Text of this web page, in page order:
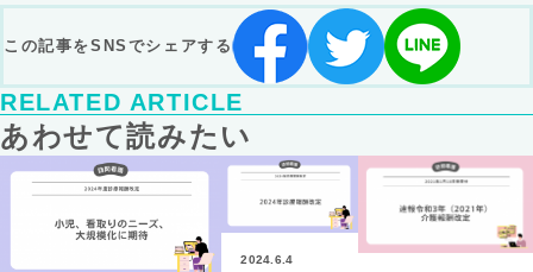
この記事をSNSでシェアする
RELATED ARTICLE
あわせて読みたい
2024.6.4